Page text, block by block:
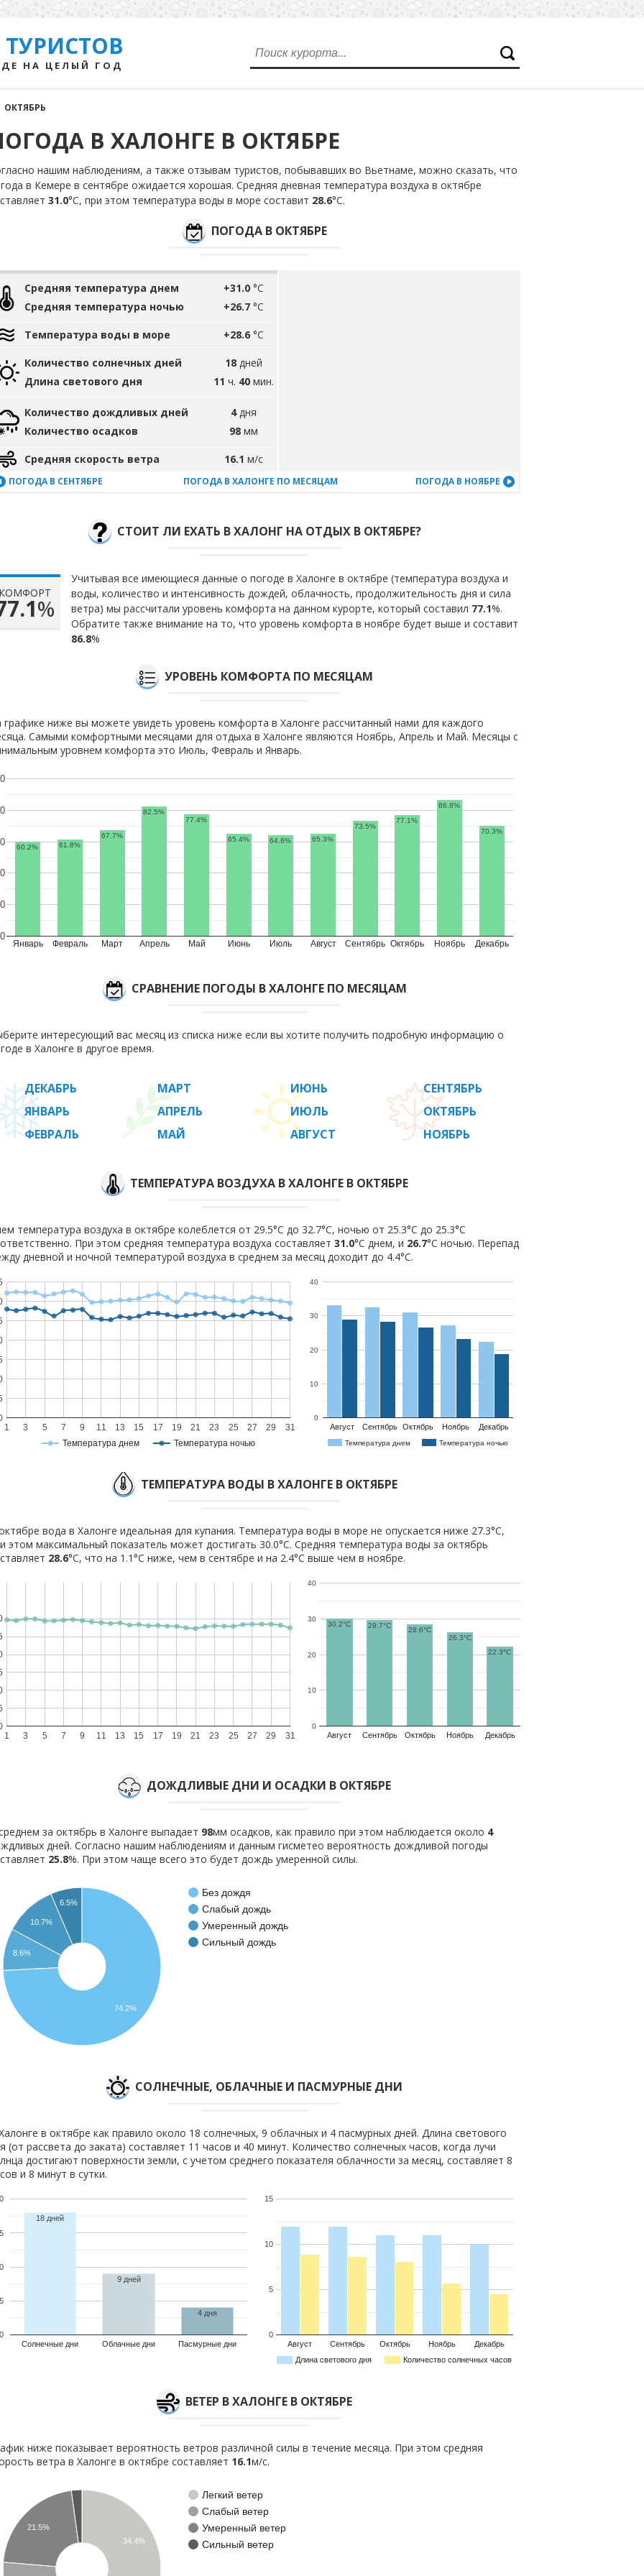
НА ЦЕЛЫЙ ГОД
ОКТЯБРЬ
В ХАЛОНГЕ В ОКТЯБРЕ
нашим наблюдениям, а также отзывам туристов, побывавших во Вьетнаме, можно сказать, что
в Кемере в сентябре ожидается хорошая. Средняя дневная температура воздуха в октябре
31.0°С, при этом температура воды в море составит 28.6°С.
ПОГОДА В ОКТЯБРЕ
Средняя температура днем
Средняя температура ночью
+31.0 °C
+26.7 °C
Температура воды в море +28.6 °C
Количество солнечных дней
Длина светового дня
18 дней
11 ч. 40 мин.
Количество дождливых дней
Количество осадков
4дня
98 мм
Средняя скорость ветра 16.1 м/с
ПОГОДА В СЕНТЯБРЕ ПОГОДА В ХАЛОНГЕ ПО МЕСЯЦАМ ПОГОДА В НОЯБРЕ
СТОИТ ЛИ ЕХАТЬ В ХАЛОНГ НА ОТДЫХ В ОКТЯБРЕ?
КОМФОРТ
%
Учитывая все имеющиеся данные о погоде в Халонге в октябре (температура воздуха и
воды, количество и интенсивность дождей, облачность, продолжительность дня и сила
ветра) мы рассчитали уровень комфорта на данном курорте, который составил 77.1%.
Обратите также внимание на то, что уровень комфорта в ноябре будет выше и составит
86.8%
УРОВЕНЬ КОМФОРТА ПО МЕСЯЦАМ
графике ниже вы можете увидеть уровень комфорта в Халонге рассчитанный нами для каждого
Самыми комфортными месяцами для отдыха в Халонге являются Ноябрь, Апрель и Май. Месяцы с
уровнем комфорта это Июль, Февраль и Январь.
Январь Февраль Март Апрель Май Июнь Июль Август Сентябрь Октябрь Ноябрь Декабрь
0
60.2% 61.8%
67.7%
82.5%
77.4%
65.4% 64.6% 65.3%
73.5%
77.1%
86.8%
70.3%
СРАВНЕНИЕ ПОГОДЫ В ХАЛОНГЕ ПО МЕСЯЦАМ
интересующий вас месяц из списка ниже если вы хотите получить подробную информацию о
в Халонге в другое время.
ДЕКАБРЬ
ЯНВАРЬ
ФЕВРАЛЬ
МАРТ
АПРЕЛЬ
МАЙ
ИЮНЬ
ИЮЛЬ
АВГУСТ
СЕНТЯБРЬ
ОКТЯБРЬ
НОЯБРЬ
ТЕМПЕРАТУРА ВОЗДУХА В ХАЛОНГЕ В ОКТЯБРЕ
температура воздуха в октябре колеблется от 29.5°C до 32.7°C, ночью от 25.3°C до 25.3°C
При этом средняя температура воздуха составляет 31.0°C днем, и 26.7°C ночью. Перепад
дневной и ночной температурой воздуха в среднем за месяц доходит до 4.4°С.
Температура днем Температура ночью
1 3 5 7 9 11 13 15 17 19 21 23 25 27 29 31
Температура днем Температура ночью
Август Сентябрь Октябрь Ноябрь Декабрь
0
10
20
30
40
ТЕМПЕРАТУРА ВОДЫ В ХАЛОНГЕ В ОКТЯБРЕ
вода в Халонге идеальная для купания. Температура воды в море не опускается ниже 27.3°C,
этом максимальный показатель может достигать 30.0°C. Средняя температура воды за октябрь
28.6°C, что на 1.1°C ниже, чем в сентябре и на 2.4°C выше чем в ноябре.
1 3 5 7 9 11 13 15 17 19 21 23 25 27 29 31 Август Сентябрь Октябрь Ноябрь Декабрь
0
10
20
30
40
30.2°C 29.7°C
28.6°C
26.3°C
22.3°C
ДОЖДЛИВЫЕ ДНИ И ОСАДКИ В ОКТЯБРЕ
за октябрь в Халонге выпадает 98мм осадков, как правило при этом наблюдается около 4
дней. Согласно нашим наблюдениям и данным гисметео вероятность дождливой погоды
25.8%. При этом чаще всего это будет дождь умеренной силы.
Без дождя
Слабый дождь
Умеренный дождь
Сильный дождь
6.5%
10.7%
8.6%
74.2%
CОЛНЕЧНЫЕ, ОБЛАЧНЫЕ И ПАСМУРНЫЕ ДНИ
в октябре как правило около 18 солнечных, 9 облачных и 4 пасмурных дней. Длина светового
(от рассвета до заката) составляет 11 часов и 40 минут. Количество солнечных часов, когда лучи
достигают поверхности земли, с учетом среднего показателя облачности за месяц, составляет 8
и 8 минут в сутки.
Солнечные дни Облачные дни Пасмурные дни
0
5
18 дней
9 дней
4 дня
Длина светового дня Количество солнечных часов
Август Сентябрь Октябрь Ноябрь Декабрь
0
5
10
15
ВЕТЕР В ХАЛОНГЕ В ОКТЯБРЕ
ниже показывает вероятность ветров различной силы в течение месяца. При этом средняя
ветра в Халонге в октябре составляет 16.1м/с.
Легкий ветер
Слабый ветер
Умеренный ветер
Сильный ветер
34.4%
21.5%